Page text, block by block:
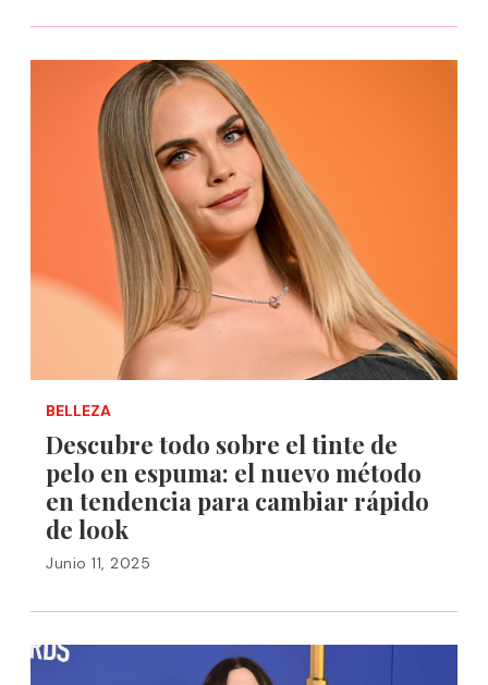
BELLEZA
Descubre todo sobre el tinte de
pelo en espuma: el nuevo método
en tendencia para cambiar rápido
de look
Junio 11, 2025